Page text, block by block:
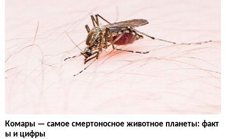
Комары — самое смертоносное животное планеты: факт
ы и цифры